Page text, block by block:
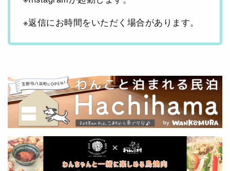
※返信にお時間をいただく場合があります。